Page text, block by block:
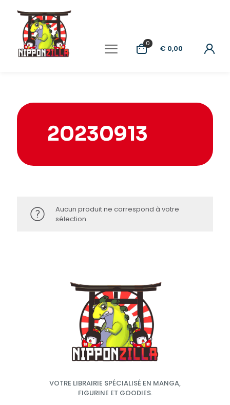
0
€ 0,00
20230913
Aucun produit ne correspond à votre
sélection.
VOTRE LIBRAIRIE SPÉCIALISÉ EN MANGA,
FIGURINE ET GOODIES.